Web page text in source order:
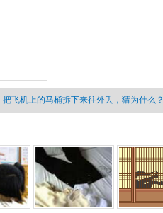
飞机上的马桶拆下来往外丢，猜为什么？